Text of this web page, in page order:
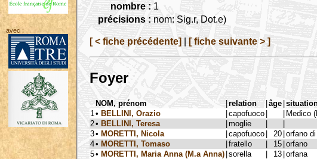
avec :
nombre : 1
précisions : nom: Sig.r, Dot.e)
[ < fiche précédente] [ fiche suivante > ]
Foyer
NOM, prénom |relation |âge |
1 • BELLINI, Orazio |capofuoco | | Medico
2• BELLINI, Teresa |moglie | |
3• MORETTI, Nicola |capofuoco | 20 |orfano
4• MORETTI, Tomaso |fratello | 15 |orfano
5• MORETTI, Maria Anna (M.a Anna) |sorella | 13 |orfana